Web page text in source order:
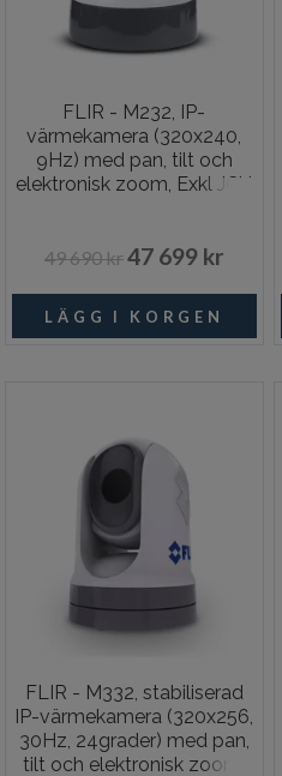
FLIR - M232, IP-
värmekamera (320x240,
9Hz) med pan, tilt och
elektronisk zoom, Exkl JCU
49 690 kr47 699 kr
FLIR - M332, stabiliserad
IP-värmekamera (320x256,
30Hz, 24grader) med pan,
tilt och elektronisk zoom,